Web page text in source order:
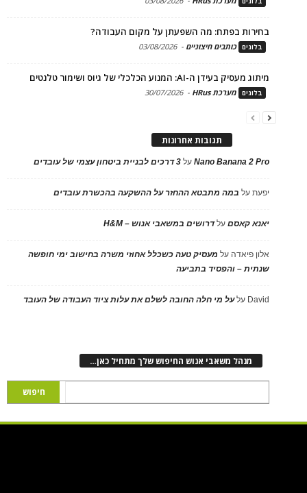
בחירות בפתח: מה השפעתן על מקום העבודה?
בלוגים כותבים חיצוניים -
03/08/2026
מיתוג מעסיק בעידן ה-AI: המנוע הכלכלי של גיוס ושימור טלנטים
בלוגים מערכת HRus -
30/07/2026
תגובות אחרונות
Nano Banana 2 Proעל 3 דרכים לבניית ביטחון עצמי של עובדים
יפעתעל במה מתבטא ההחזר על ההשקעה בהכשרת עובדים
יאנא קאסםעלדרושים במשאבי אנוש – H&M
אלון פיאדה על מעסיק טעה כשכלל אחוזי משרה בחישוב ימי חופשה
שנתית – והפסיד בתביעה
David עלעל מי חלה החובה לשלם את עלות ציוד העבודה של העובד
מנהל משאבי אנוש החיפוש שלך מתחיל כאן…